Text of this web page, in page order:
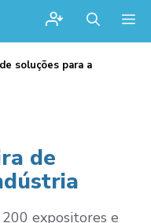
soluções para a
de
expositores e